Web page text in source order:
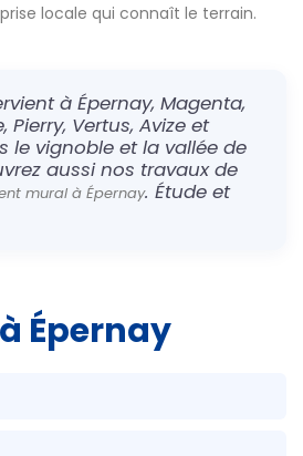
locale qui connaît le terrain.
à Épernay, Magenta,
Vertus, Avize et
le vignoble et la vallée de
aussi nos travaux de
mural à Épernay. Étude et
Épernay